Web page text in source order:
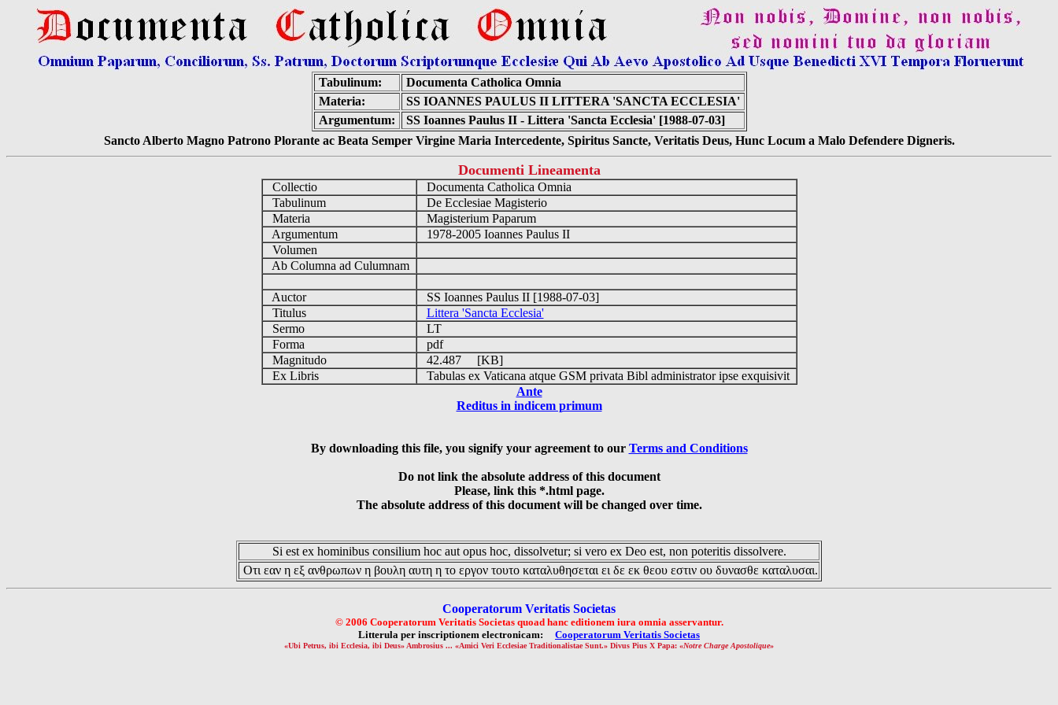
Tabulinum:
Documenta Catholica Omnia
Materia:
SS IOANNES PAULUS II LITTERA 'SANCTA ECCLESIA'
Argumentum:
SS Ioannes Paulus II - Littera 'Sancta Ecclesia' [1988-07-03]
Sancto Alberto Magno Patrono Plorante ac Beata Semper Virgine Maria Intercedente, Spiritus Sancte, Veritatis Deus, Hunc Locum a Malo Defendere Digneris.
Documenti Lineamenta
Collectio
Documenta Catholica Omnia
Tabulinum
De Ecclesiae Magisterio
Materia
Magisterium Paparum
Argumentum
1978-2005 Ioannes Paulus II
Volumen
Ab Columna ad Culumnam
Auctor
SS Ioannes Paulus II [1988-07-03]
Titulus
Littera 'Sancta Ecclesia'
Sermo
LT
Forma
pdf
Magnitudo
42.487 [KB]
Ex Libris
Tabulas ex Vaticana atque GSM privata Bibl administrator ipse exquisivit
Ante
Reditus in indicem primum
By downloading this file, you signify your agreement to our Terms and Conditions
Do not link the absolute address of this document
Please, link this *.html page.
The absolute address of this document will be changed over time.
Si est ex hominibus consilium hoc aut opus hoc, dissolvetur; si vero ex Deo est, non poteritis dissolvere.
Οτι εαν η εξ ανθρωπων η βουλη αυτη η το εργον τουτο καταλυθησεται ει δε εκ θεου εστιν ου δυνασθε καταλυσαι.
Cooperatorum Veritatis Societas
© 2006 Cooperatorum Veritatis Societas quoad hanc editionem iura omnia asservantur.
Litterula per inscriptionem electronicam: Cooperatorum Veritatis Societas
«Ubi Petrus, ibi Ecclesia, ibi Deus» Ambrosius ... «Amici Veri Ecclesiae Traditionalistae Sunt.» Divus Pius X Papa: «Notre Charge Apostolique»